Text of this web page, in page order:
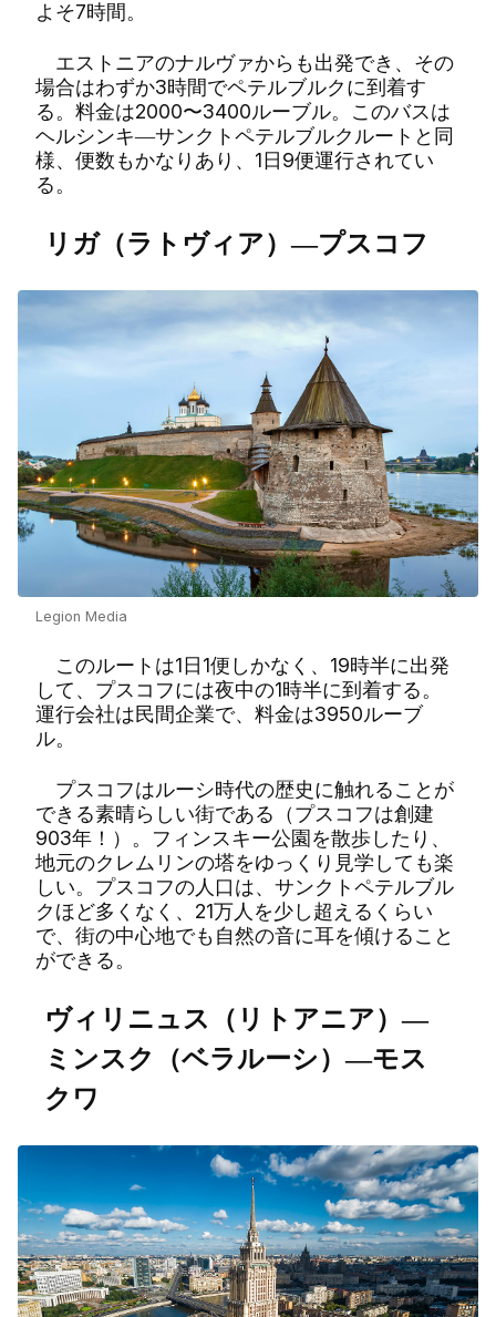
よそ7時間。
エストニアのナルヴァからも出発でき、その
場合はわずか3時間でペテルブルクに到着す
る。料金は2000〜3400ルーブル。このバスは
ヘルシンキ―サンクトペテルブルクルートと同
様、便数もかなりあり、1日9便運行されてい
る。
リガ（ラトヴィア）―プスコフ
Legion Media
このルートは1日1便しかなく、19時半に出発
して、プスコフには夜中の1時半に到着する。
運行会社は民間企業で、料金は3950ルーブ
ル。
プスコフはルーシ時代の歴史に触れることが
できる素晴らしい街である（プスコフは創建
903年！）。フィンスキー公園を散歩したり、
地元のクレムリンの塔をゆっくり見学しても楽
しい。プスコフの人口は、サンクトペテルブル
クほど多くなく、21万人を少し超えるくらい
で、街の中心地でも自然の音に耳を傾けること
ができる。
ヴィリニュス（リトアニア）―
ミンスク（ベラルーシ）―モス
クワ